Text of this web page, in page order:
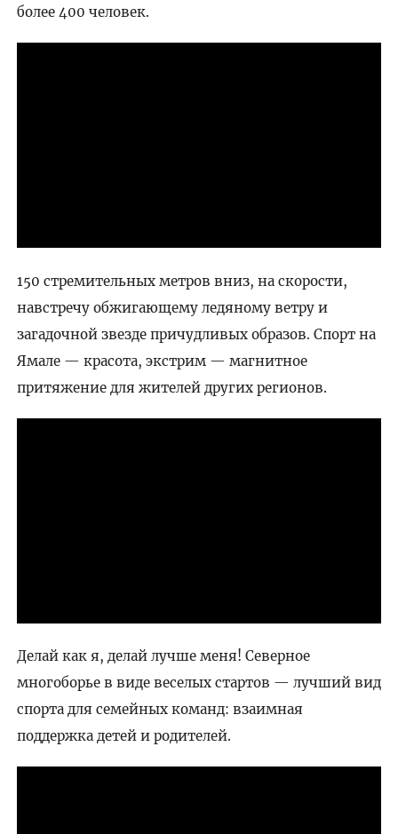
более 400 человек.
150 стремительных метров вниз, на скорости,
навстречу обжигающему ледяному ветру и
загадочной звезде причудливых образов. Спорт на
Ямале — красота, экстрим — магнитное
притяжение для жителей других регионов.
Делай как я, делай лучше меня! Северное
многоборье в виде веселых стартов — лучший вид
спорта для семейных команд: взаимная
поддержка детей и родителей.